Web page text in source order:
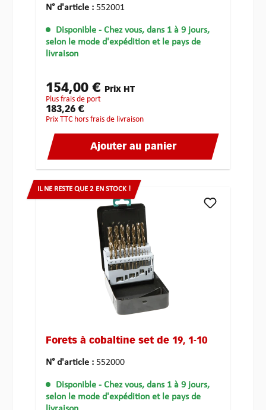
N° d'article : 552001
Disponible - Chez vous, dans 1 à 9 jours,
selon le mode d'expédition et le pays de
livraison
154,00 € Prix HT
plus frais de port
183,26 €
Prix TTC hors frais de livraison
Ajouter au panier
IL NE RESTE QUE 2 EN STOCK !
Forets à cobaltine set de 19, 1-10
N° d'article : 552000
Disponible - Chez vous, dans 1 à 9 jours,
selon le mode d'expédition et le pays de